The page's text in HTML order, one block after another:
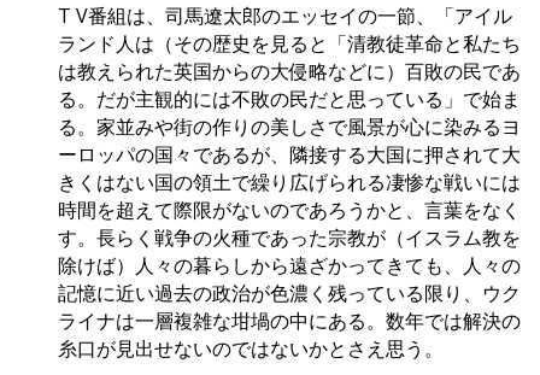
T V番組は、司馬遼太郎のエッセイの一節、「アイル
ランド人は（その歴史を見ると「清教徒革命と私たち
は教えられた英国からの大侵略などに）百敗の民であ
る。だが主観的には不敗の民だと思っている」で始ま
る。家並みや街の作りの美しさで風景が心に染みるヨ
ーロッパの国々であるが、隣接する大国に押されて大
きくはない国の領土で繰り広げられる凄惨な戦いには
時間を超えて際限がないのであろうかと、言葉をなく
す。長らく戦争の火種であった宗教が（イスラム教を
除けば）人々の暮らしから遠ざかってきても、人々の
記憶に近い過去の政治が色濃く残っている限り、ウク
ライナは一層複雑な坩堝の中にある。数年では解決の
糸口が見出せないのではないかとさえ思う。